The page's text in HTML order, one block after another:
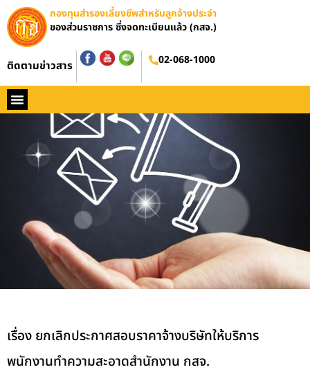
กองทุนสำรองเลี้ยงชีพสำหรับลูกจ้างประจำ
ของส่วนราชการ ซึ่งจดทะเบียนแล้ว (กสจ.)
ติดตามข่าวสาร 02-068-1000
เรื่อง ยกเลิกประกาศสอบราคาจ้างบริษัทให้บริการ
พนักงานทำความสะอาดสำนักงาน กสจ.